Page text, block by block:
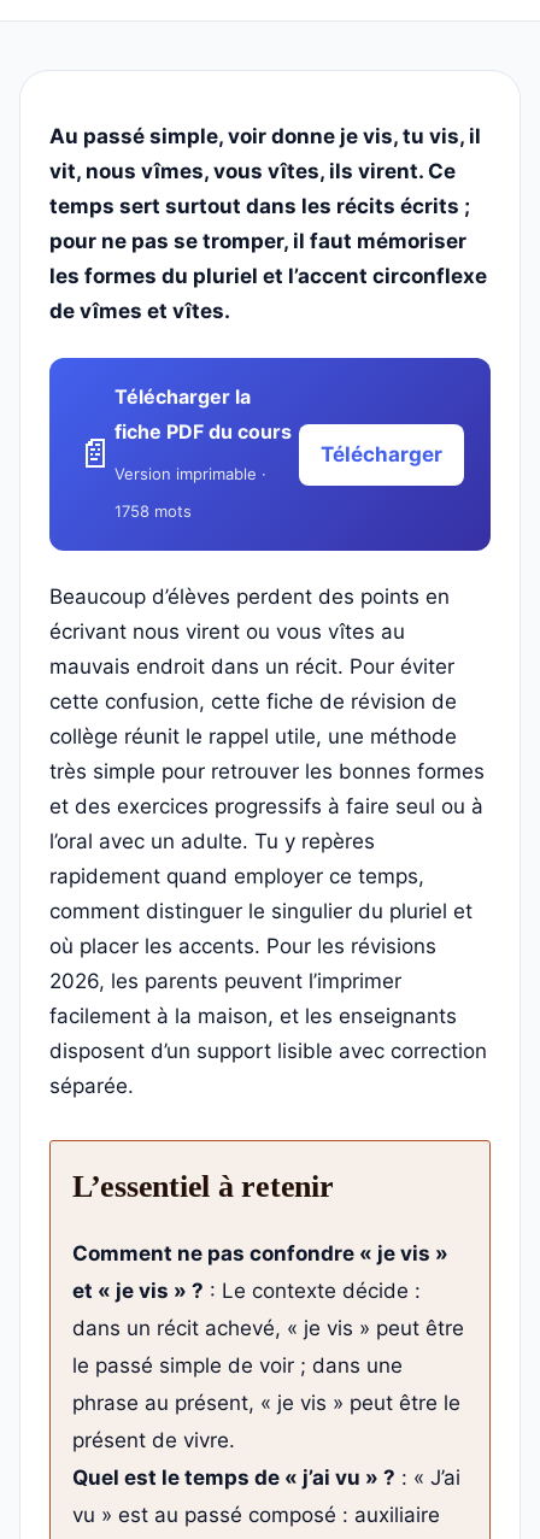
Au passé simple, voir donne je vis, tu vis, il
vit, nous vîmes, vous vîtes, ils virent. Ce
temps sert surtout dans les récits écrits ;
pour ne pas se tromper, il faut mémoriser
les formes du pluriel et l’accent circonflexe
de vîmes et vîtes.
📄
Télécharger la
fiche PDF du cours
Version imprimable ·
1758 mots
Télécharger
Beaucoup d’élèves perdent des points en
écrivant nous virent ou vous vîtes au
mauvais endroit dans un récit. Pour éviter
cette confusion, cette fiche de révision de
collège réunit le rappel utile, une méthode
très simple pour retrouver les bonnes formes
et des exercices progressifs à faire seul ou à
l’oral avec un adulte. Tu y repères
rapidement quand employer ce temps,
comment distinguer le singulier du pluriel et
où placer les accents. Pour les révisions
2026, les parents peuvent l’imprimer
facilement à la maison, et les enseignants
disposent d’un support lisible avec correction
séparée.
L’essentiel à retenir
Comment ne pas confondre « je vis »
et « je vis » ? : Le contexte décide :
dans un récit achevé, « je vis » peut être
le passé simple de voir ; dans une
phrase au présent, « je vis » peut être le
présent de vivre.
Quel est le temps de « j’ai vu » ? : « J’ai
vu » est au passé composé : auxiliaire